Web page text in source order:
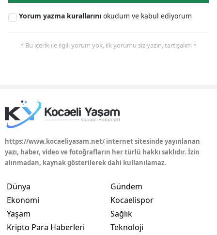
Iğdır
Yorum yazma kurallarını okudum ve kabul ediyorum
* Bu içerik ile ilgili yorum yok, ilk yorumu siz yazın, tartışalım *
https://www.kocaeliyasam.net/ internet sitesinde yayınlanan
yazı, haber, video ve fotoğrafların her türlü hakkı saklıdır. İzin
alınmadan, kaynak gösterilerek dahi kullanılamaz.
Dünya
Ekonomi
Yaşam
Kripto Para Haberleri
Gündem
Kocaelispor
Sağlık
Teknoloji